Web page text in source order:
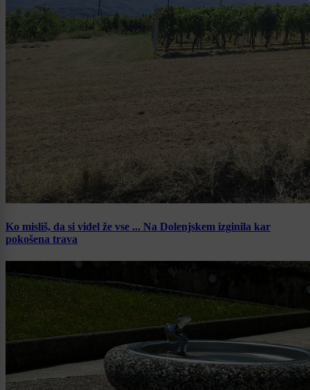
Ko misliš, da si videl že vse ... Na Dolenjskem izginila kar
pokošena trava